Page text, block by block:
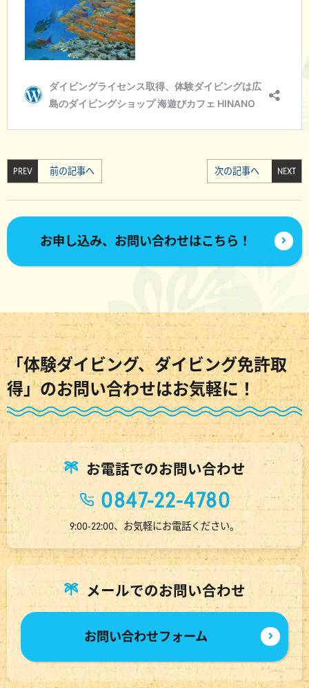
PREV 前の記事へ NEXT
次の記事へ
お申し込み、お問い合わせはこちら！
「体験ダイビング、ダイビング免許取
得」のお問い合わせはお気軽に！
お電話でのお問い合わせ
0847-22-4780
9:00-22:00、お気軽にお電話ください。
メールでのお問い合わせ
お問い合わせフォーム